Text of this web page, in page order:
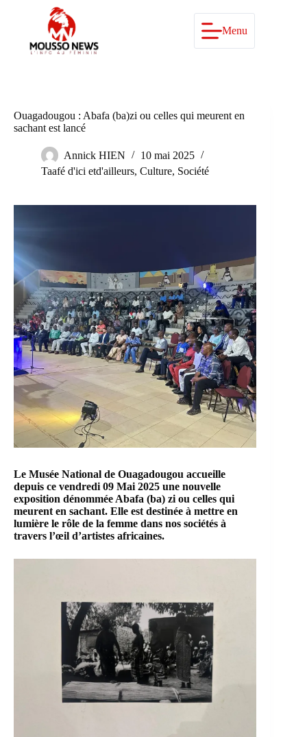
Menu
Ouagadougou : Abafa (ba)zi ou celles qui meurent en
sachant est lancé
Annick HIEN
10 mai 2025
Taafé d'ici etd'ailleurs, Culture, Société
Le Musée National de Ouagadougou accueille
depuis ce vendredi 09 Mai 2025 une nouvelle
exposition dénommée Abafa (ba) zi ou celles qui
meurent en sachant. Elle est destinée à mettre en
lumière le rôle de la femme dans nos sociétés à
travers l’œil d’artistes africaines.